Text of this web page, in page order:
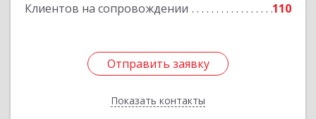
Клиентов на сопровождении 110
Отправить заявку
Показать контакты
Подробнее
Отправить заявку
Назад